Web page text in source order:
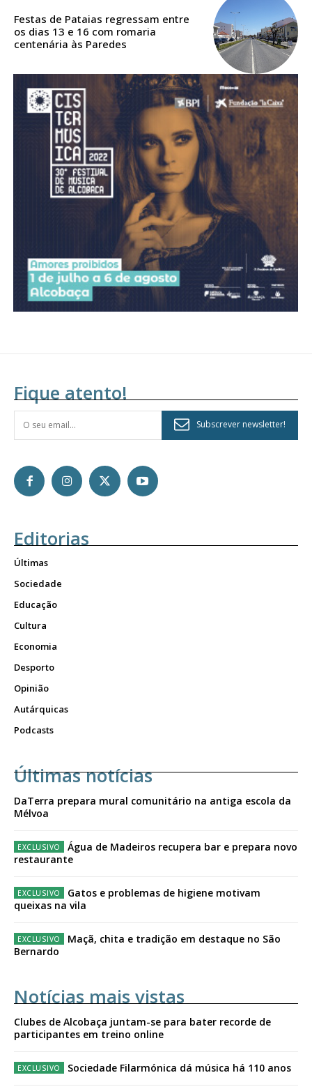
DIGITAL ANUAL
16
12 meses
Acesso ao conteúdo online
Acesso aos conteúdos Exclusivos para
assinantes
Ofertas para assinatura anual
Escolha o plano
Festas de Pataias regressam entre
os dias 13 e 16 com romaria
centenária às Paredes
Fique atento!
Subscrever newsletter!
Editorias
Últimas
Sociedade
Educação
Cultura
Economia
Desporto
Opinião
Autárquicas
Podcasts
Últimas notícias
DaTerra prepara mural comunitário na antiga escola da
Mélvoa
Água de Madeiros recupera bar e prepara novo
restaurante
Gatos e problemas de higiene motivam
queixas na vila
Maçã, chita e tradição em destaque no São
Bernardo
Notícias mais vistas
Clubes de Alcobaça juntam-se para bater recorde de
participantes em treino online
Sociedade Filarmónica dá música há 110 anos